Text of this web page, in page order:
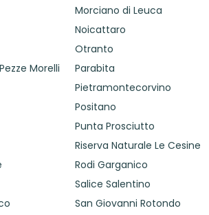
Morciano di Leuca
Noicattaro
Otranto
Morelli
Parabita
Pietramontecorvino
Positano
Punta Prosciutto
Riserva Naturale Le Cesine
Rodi Garganico
Salice Salentino
San Giovanni Rotondo